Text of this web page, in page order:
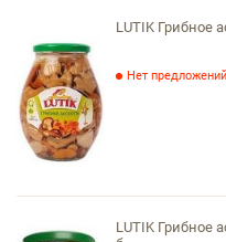
LUTIK Грибное
Нет предложений
LUTIK Грибное